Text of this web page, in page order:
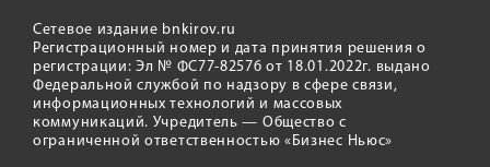
Сетевое издание bnkirov.ru
Регистрационный номер и дата принятия решения о
регистрации: Эл № ФС77-82576 от 18.01.2022г. выдано
Федеральной службой по надзору в сфере связи,
информационных технологий и массовых
коммуникаций. Учредитель — Общество с
ограниченной ответственностью «Бизнес Ньюс»